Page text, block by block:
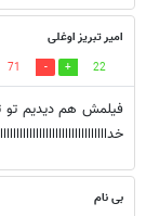
امیر تبریز اوغلی
22
71
فیلمش هم دیدیم تو
بی نام